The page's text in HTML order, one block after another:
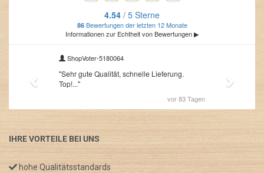
IHRE VORTEILE BEI UNS
hohe Qualitätsstandards